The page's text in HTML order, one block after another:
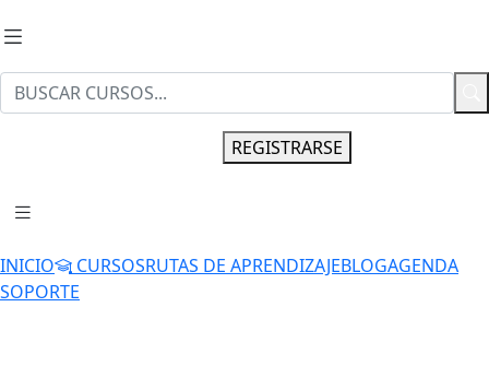
REGISTRARSE
INICIO CURSOSRUTAS DE APRENDIZAJEBLOGAGENDA
SOPORTE